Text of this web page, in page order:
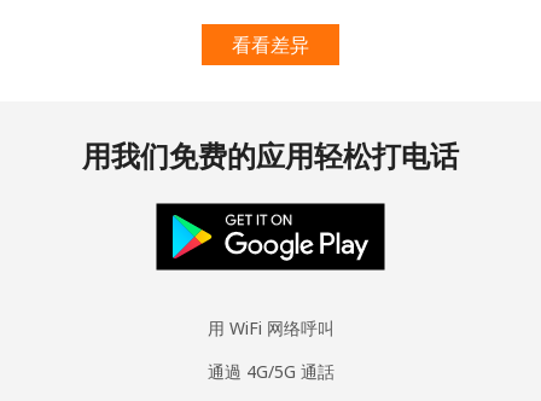
看看差异
用我们免费的应用轻松打电话
用 WiFi 网络呼叫
通過 4G/5G 通話